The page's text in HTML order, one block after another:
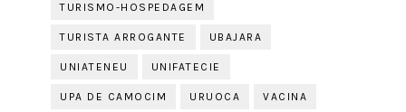
TURISMO-HOSPEDAGEM
TURISTA ARROGANTE UBAJARA
UNIATENEU UNIFATECIE
UPA DE CAMOCIM URUOCA VACINA